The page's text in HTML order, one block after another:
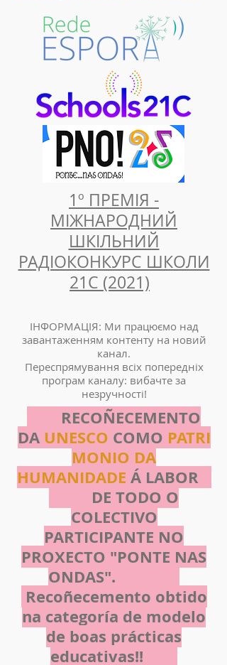
1º ПРЕМІЯ -
МІЖНАРОДНИЙ
ШКІЛЬНИЙ
РАДІОКОНКУРС ШКОЛИ
21С (2021)
ІНФОРМАЦІЯ: Ми працюємо над
завантаженням контенту на новий
канал.
Переспрямування всіх попередніх
програм каналу: вибачте за
незручності!
RECOÑECEMENTO
DA UNESCO COMO PATRI
MONIO DA
HUMANIDADE Á LABOR
DE TODO O
COLECTIVO
PARTICIPANTE NO
PROXECTO "PONTE NAS
ONDAS".
Recoñecemento obtido
na categoría de modelo
de boas prácticas
educativas!!